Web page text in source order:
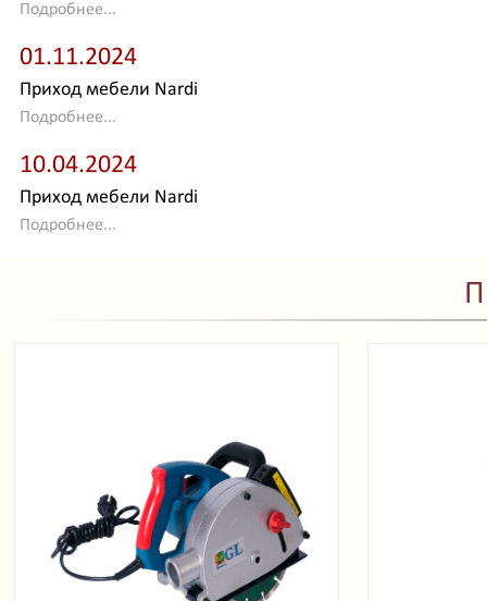
Подробнее...
01.11.2024
Приход мебели Nardi
Подробнее...
10.04.2024
Приход мебели Nardi
Подробнее...